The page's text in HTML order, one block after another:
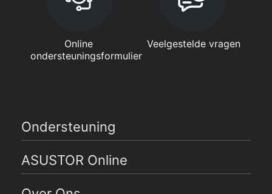
Online
ondersteuningsformulier
Veelgestelde vragen
Ondersteuning
ASUSTOR Online